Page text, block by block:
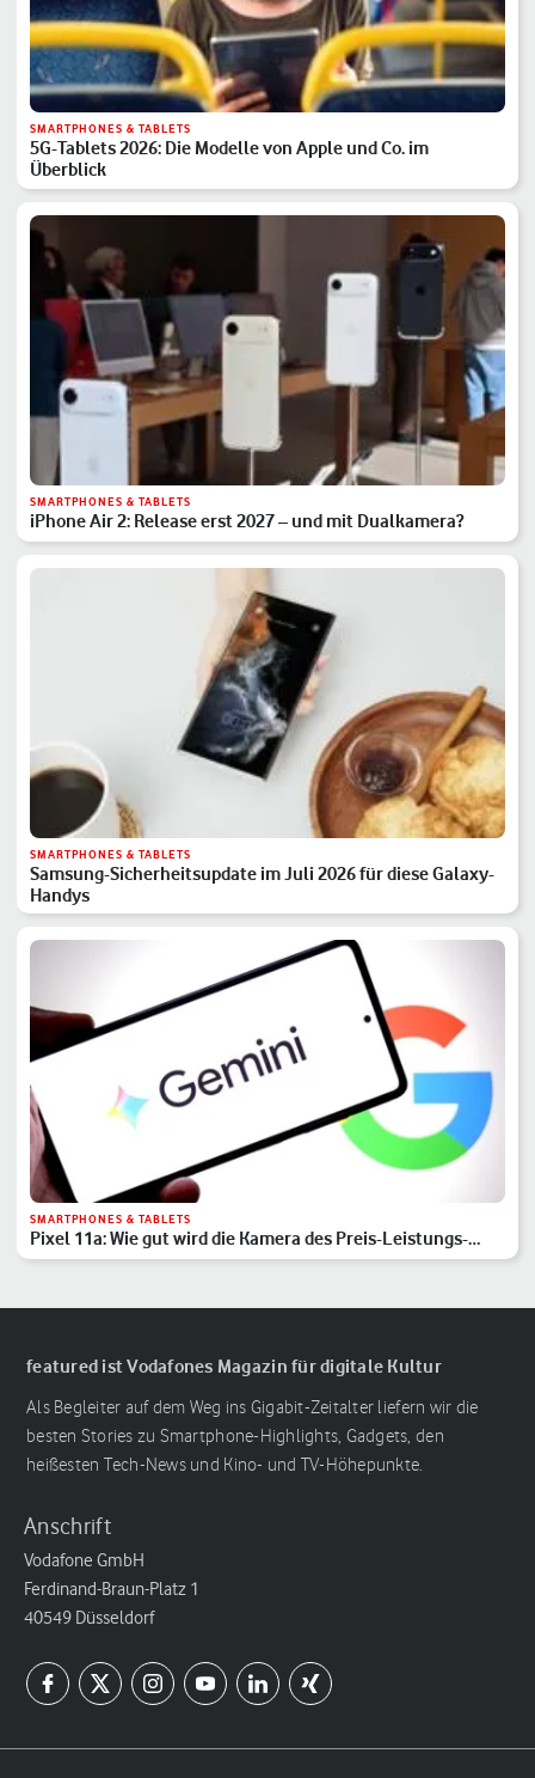
SMARTPHONES & TABLETS
5G-Tablets 2026: Die Modelle von Apple und Co. im
Überblick
SMARTPHONES & TABLETS
iPhone Air 2: Release erst 2027 – und mit Dualkamera?
SMARTPHONES & TABLETS
Samsung-Sicherheitsupdate im Juli 2026 für diese Galaxy-
Handys
SMARTPHONES & TABLETS
Pixel 11a: Wie gut wird die Kamera des Preis-Leistungs-
Hits?
featured ist Vodafones Magazin für digitale Kultur
Als Begleiter auf dem Weg ins Gigabit-Zeitalter liefern wir die
besten Stories zu Smartphone-Highlights, Gadgets, den
heißesten Tech-News und Kino- und TV-Höhepunkte.
Anschrift
Vodafone GmbH
Ferdinand-Braun-Platz 1
40549 Düsseldorf